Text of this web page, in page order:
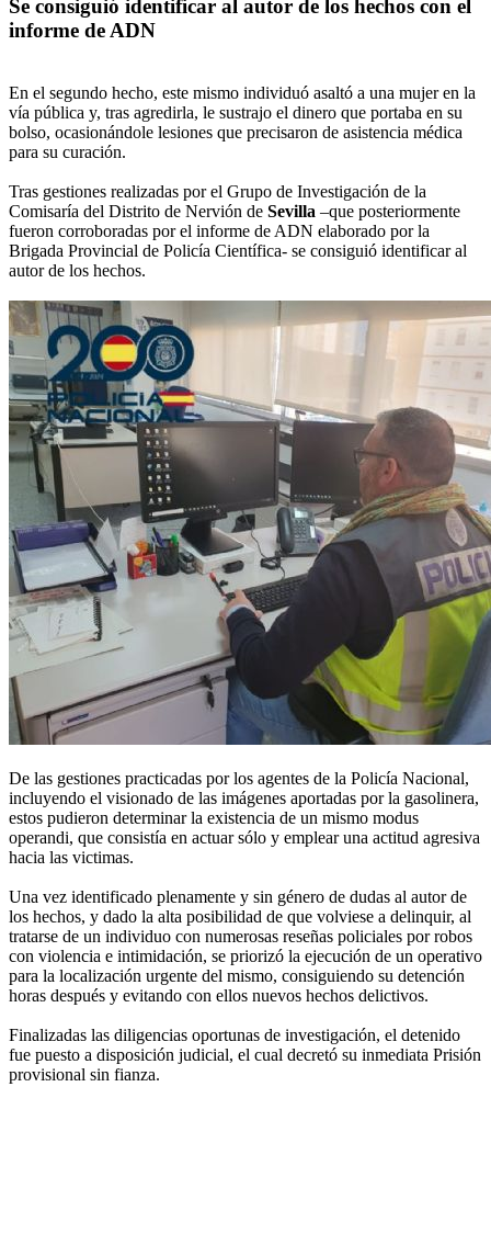
Se consiguió identificar al autor de los hechos con el
informe de ADN
En el segundo hecho, este mismo individuó asaltó a una mujer en la
vía pública y, tras agredirla, le sustrajo el dinero que portaba en su
bolso, ocasionándole lesiones que precisaron de asistencia médica
para su curación.
Tras gestiones realizadas por el Grupo de Investigación de la
Comisaría del Distrito de Nervión de Sevilla –que posteriormente
fueron corroboradas por el informe de ADN elaborado por la
Brigada Provincial de Policía Científica- se consiguió identificar al
autor de los hechos.
De las gestiones practicadas por los agentes de la Policía Nacional,
incluyendo el visionado de las imágenes aportadas por la gasolinera,
estos pudieron determinar la existencia de un mismo modus
operandi, que consistía en actuar sólo y emplear una actitud agresiva
hacia las victimas.
Una vez identificado plenamente y sin género de dudas al autor de
los hechos, y dado la alta posibilidad de que volviese a delinquir, al
tratarse de un individuo con numerosas reseñas policiales por robos
con violencia e intimidación, se priorizó la ejecución de un operativo
para la localización urgente del mismo, consiguiendo su detención
horas después y evitando con ellos nuevos hechos delictivos.
Finalizadas las diligencias oportunas de investigación, el detenido
fue puesto a disposición judicial, el cual decretó su inmediata Prisión
provisional sin fianza.